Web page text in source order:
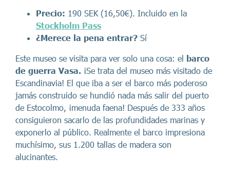
Precio: 190 SEK (16,50€). Incluido en la
Stockholm Pass
¿Merece la pena entrar? Sí
Este museo se visita para ver solo una cosa: el barco
de guerra Vasa. ¡Se trata del museo más visitado de
Escandinavia! El que iba a ser el barco más poderoso
jamás construido se hundió nada más salir del puerto
de Estocolmo, ¡menuda faena! Después de 333 años
consiguieron sacarlo de las profundidades marinas y
exponerlo al público. Realmente el barco impresiona
muchísimo, sus 1.200 tallas de madera son
alucinantes.